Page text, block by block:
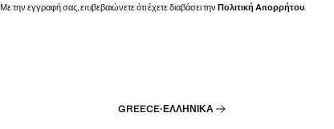
Με την εγγραφή σας, επιβεβαιώνετε ότι έχετε διαβάσει την Πολιτική Απορρήτου.
GREECE·ΕΛΛΗΝΙΚΆ